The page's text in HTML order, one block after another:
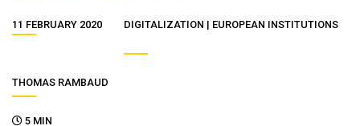
11 FEBRUARY 2020 DIGITALIZATION EUROPEAN INSTITUTIONS
THOMAS RAMBAUD
5 MIN